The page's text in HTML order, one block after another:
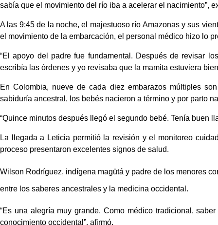
sabía que el movimiento del río iba a acelerar el nacimiento”,
A las 9:45 de la noche, el majestuoso río Amazonas y sus
el movimiento de la embarcación, el personal médico hizo lo
“El apoyo del padre fue fundamental. Después de revisar
escribía las órdenes y yo revisaba que la mamita estuviera
En Colombia, nueve de cada diez embarazos múltiples
sabiduría ancestral, los bebés nacieron a término y por parto
“Quince minutos después llegó el segundo bebé. Tenía buen
La llegada a Leticia permitió la revisión y el monitoreo
proceso presentaron excelentes signos de salud.
Wilson Rodríguez, indígena magütá y padre de los menores
entre los saberes ancestrales y la medicina occidental.
“Es una alegría muy grande. Como médico tradicional,
conocimiento occidental”, afirmó.